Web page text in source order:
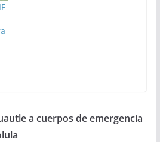
a cuerpos de emergencia